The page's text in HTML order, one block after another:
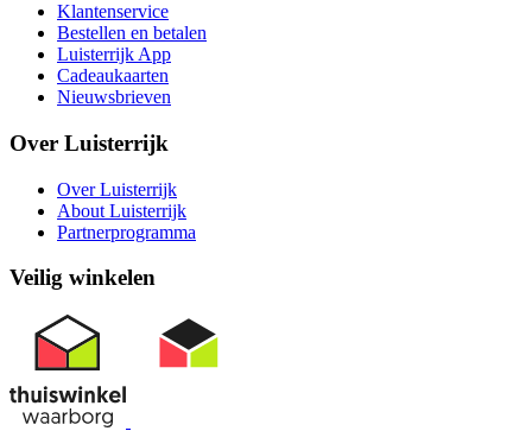
Klantenservice
Bestellen en betalen
Luisterrijk App
Cadeaukaarten
Nieuwsbrieven
Over Luisterrijk
Over Luisterrijk
About Luisterrijk
Partnerprogramma
Veilig winkelen